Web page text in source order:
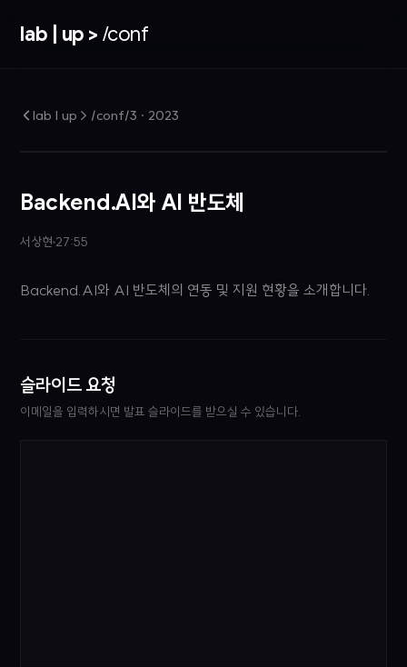
lab | up > /conf
lab | up > /conf/3 · 2023
Backend.AI와 AI 반도체
서상현 27:55
Backend.AI와 AI 반도체의 연동 및 지원 현황을 소개합니다.
슬라이드 요청
이메일을 입력하시면 발표 슬라이드를 받으실 수 있습니다.